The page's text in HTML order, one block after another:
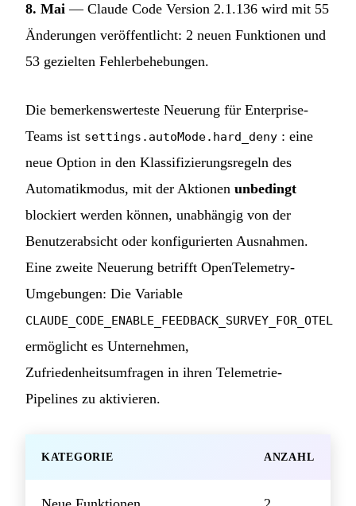
8. Mai — Claude Code Version 2.1.136 wird mit 55
Änderungen veröffentlicht: 2 neuen Funktionen und
53 gezielten Fehlerbehebungen.
Die bemerkenswerteste Neuerung für Enterprise-
Teams ist settings.autoMode.hard_deny : eine
neue Option in den Klassifizierungsregeln des
Automatikmodus, mit der Aktionen unbedingt
blockiert werden können, unabhängig von der
Benutzerabsicht oder konfigurierten Ausnahmen.
Eine zweite Neuerung betrifft OpenTelemetry-
Umgebungen: Die Variable
CLAUDE_CODE_ENABLE_FEEDBACK_SURVEY_FOR_OTEL
ermöglicht es Unternehmen,
Zufriedenheitsumfragen in ihren Telemetrie-
Pipelines zu aktivieren.
KATEGORIE ANZAHL